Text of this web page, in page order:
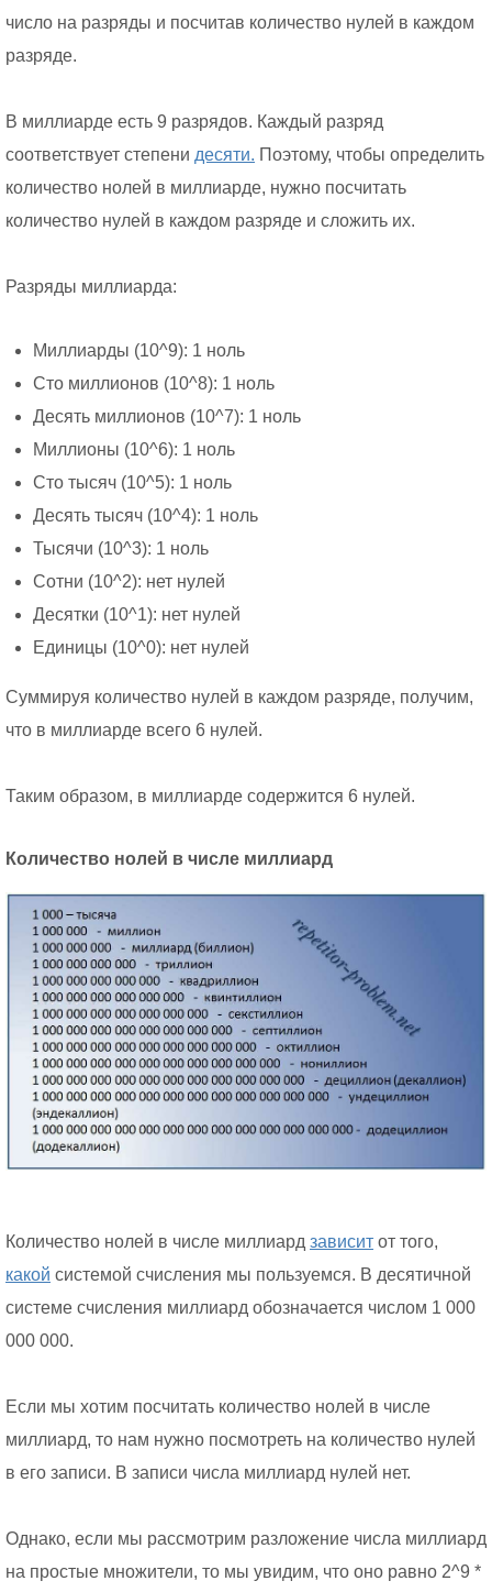
число на разряды и посчитав количество нулей в каждом
разряде.
В миллиарде есть 9 разрядов. Каждый разряд
соответствует степени десяти. Поэтому, чтобы определить
количество нолей в миллиарде, нужно посчитать
количество нулей в каждом разряде и сложить их.
Разряды миллиарда:
Миллиарды (10^9): 1 ноль
Сто миллионов (10^8): 1 ноль
Десять миллионов (10^7): 1 ноль
Миллионы (10^6): 1 ноль
Сто тысяч (10^5): 1 ноль
Десять тысяч (10^4): 1 ноль
Тысячи (10^3): 1 ноль
Сотни (10^2): нет нулей
Десятки (10^1): нет нулей
Единицы (10^0): нет нулей
Суммируя количество нулей в каждом разряде, получим,
что в миллиарде всего 6 нулей.
Таким образом, в миллиарде содержится 6 нулей.
Количество нолей в числе миллиард
Количество нолей в числе миллиард зависит от того,
какой системой счисления мы пользуемся. В десятичной
системе счисления миллиард обозначается числом 1 000
000 000.
Если мы хотим посчитать количество нолей в числе
миллиард, то нам нужно посмотреть на количество нулей
в его записи. В записи числа миллиард нулей нет.
Однако, если мы рассмотрим разложение числа миллиард
на простые множители, то мы увидим, что оно равно 2^9 *